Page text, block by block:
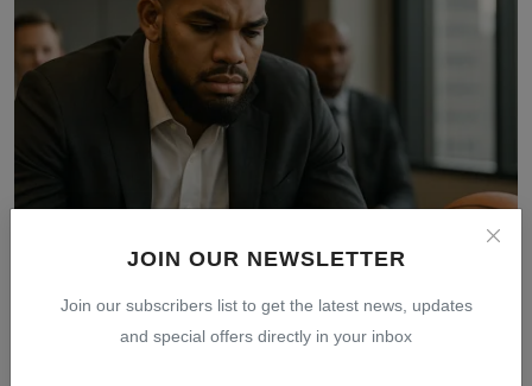
JOIN OUR NEWSLETTER
Join our subscribers list to get the latest news, updates
and special offers directly in your inbox
Keputusan Karl-Anthony Towns Tentukan Masa Depan